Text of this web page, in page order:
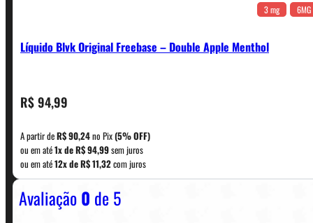
3 mg 6MG
Líquido Blvk Original Freebase – Double Apple Menthol
R$94,99
A partir deR$90,24no Pix(5% OFF)
ou em até1x deR$94,99sem juros
ou em até12x deR$11,32com juros
Avaliação0 de 5
CONTATO
WhatsApp: (11) 5229-0120
Horário: Política de Horario e Fretes